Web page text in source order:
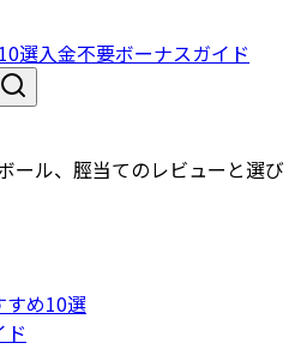
選入金不要ボーナスガイド
ール、脛当てのレビューと選び
すめ10選
ド